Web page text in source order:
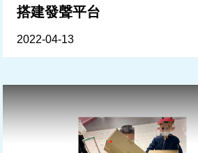
搭建發聲平台
2022-04-13